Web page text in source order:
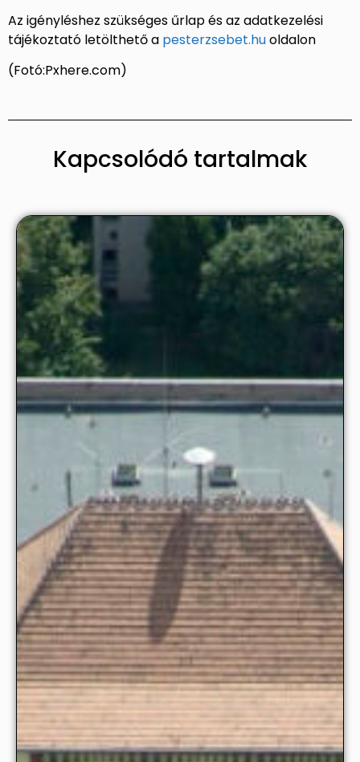
Az igényléshez szükséges űrlap és az adatkezelési
tájékoztató letölthető a pesterzsebet.huoldalon
(Fotó:Pxhere.com)
Kapcsolódó tartalmak